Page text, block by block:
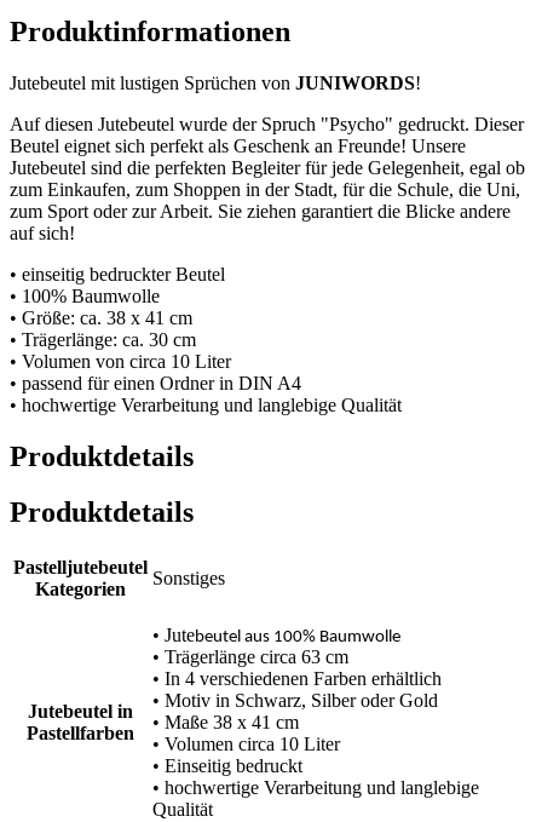
Produktinformationen
Jutebeutel mit lustigen Sprüchen von JUNIWORDS!
Auf diesen Jutebeutel wurde der Spruch "Psycho" gedruckt. Dieser
Beutel eignet sich perfekt als Geschenk an Freunde! Unsere
Jutebeutel sind die perfekten Begleiter für jede Gelegenheit, egal ob
zum Einkaufen, zum Shoppen in der Stadt, für die Schule, die Uni,
zum Sport oder zur Arbeit. Sie ziehen garantiert die Blicke andere
auf sich!
• einseitig bedruckter Beutel
• 100% Baumwolle
• Größe: ca. 38 x 41 cm
• Trägerlänge: ca. 30 cm
• Volumen von circa 10 Liter
• passend für einen Ordner in DIN A4
• hochwertige Verarbeitung und langlebige Qualität
Produktdetails
Produktdetails
Pastelljutebeutel
Kategorien
Sonstiges
Jutebeutel in
Pastellfarben
• Jutebeutel aus 100% Baumwolle
• Trägerlänge circa 63 cm
• In 4 verschiedenen Farben erhältlich
• Motiv in Schwarz, Silber oder Gold
• Maße 38 x 41 cm
• Volumen circa 10 Liter
• Einseitig bedruckt
• hochwertige Verarbeitung und langlebige
Qualität